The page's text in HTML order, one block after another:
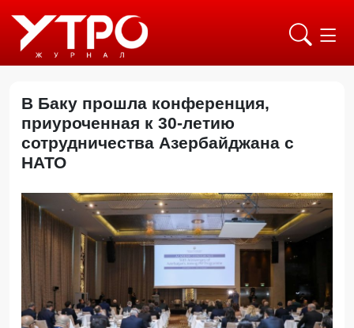
В Баку прошла конференция,
приуроченная к 30-летию
сотрудничества Азербайджана с
НАТО